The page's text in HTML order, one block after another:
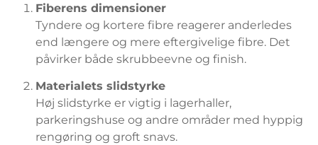
Fiberens dimensioner
Tyndere og kortere fibre reagerer anderledes
end længere og mere eftergivelige fibre. Det
påvirker både skrubbeevne og finish.
Materialets slidstyrke
Høj slidstyrke er vigtig i lagerhaller,
parkeringshuse og andre områder med hyppig
rengøring og groft snavs.